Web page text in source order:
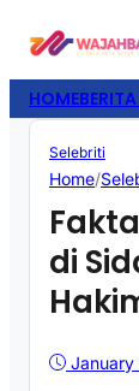
HOME
Selebriti
Home/
di